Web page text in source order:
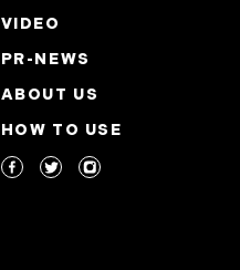
VIDEO
PR-NEWS
ABOUT US
HOW TO USE